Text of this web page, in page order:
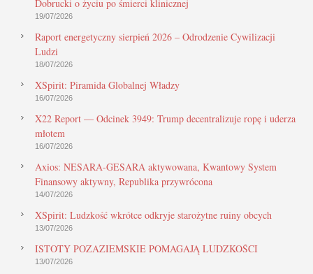
Dobrucki o życiu po śmierci klinicznej
19/07/2026
Raport energetyczny sierpień 2026 – Odrodzenie Cywilizacji
Ludzi
18/07/2026
XSpirit: Piramida Globalnej Władzy
16/07/2026
X22 Report — Odcinek 3949: Trump decentralizuje ropę i uderza
młotem
16/07/2026
Axios: NESARA-GESARA aktywowana, Kwantowy System
Finansowy aktywny, Republika przywrócona
14/07/2026
XSpirit: Ludzkość wkrótce odkryje starożytne ruiny obcych
13/07/2026
ISTOTY POZAZIEMSKIE POMAGAJĄ LUDZKOŚCI
13/07/2026